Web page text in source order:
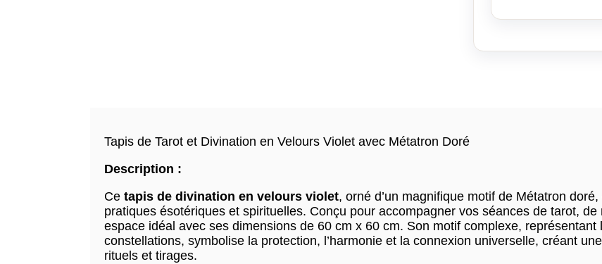
Tapis de Tarot et Divination en Velours Violet avec Métatron Doré
Description :
Ce tapis de divination en velours violet, orné d’un magnifique motif de Métatron
pratiques ésotériques et spirituelles. Conçu pour accompagner vos séances de tarot,
espace idéal avec ses dimensions de 60 cm x 60 cm. Son motif complexe,
constellations, symbolise la protection, l’harmonie et la connexion universelle, créant
rituels et tirages.